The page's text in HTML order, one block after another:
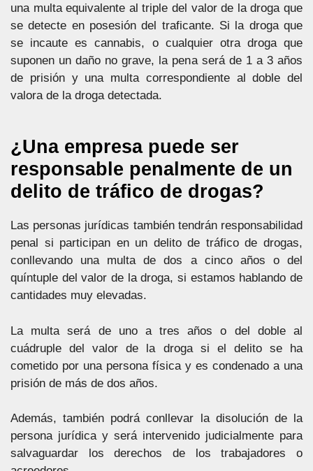
una multa equivalente al triple del valor de la droga que
se detecte en posesión del traficante. Si la droga que
se incaute es cannabis, o cualquier otra droga que
suponen un daño no grave, la pena será de 1 a 3 años
de prisión y una multa correspondiente al doble del
valora de la droga detectada.
¿Una empresa puede ser
responsable penalmente de un
delito de tráfico de drogas?
Las personas jurídicas también tendrán responsabilidad
penal si participan en un delito de tráfico de drogas,
conllevando una multa de dos a cinco años o del
quíntuple del valor de la droga, si estamos hablando de
cantidades muy elevadas.
La multa será de uno a tres años o del doble al
cuádruple del valor de la droga si el delito se ha
cometido por una persona física y es condenado a una
prisión de más de dos años.
Además, también podrá conllevar la disolución de la
persona jurídica y será intervenido judicialmente para
salvaguardar los derechos de los trabajadores o